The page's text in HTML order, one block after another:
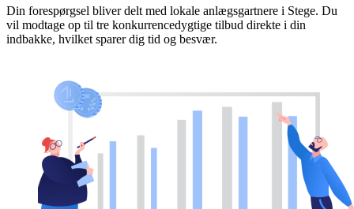
Din forespørgsel bliver delt med lokale anlægsgartnere i Stege. Du
vil modtage op til tre konkurrencedygtige tilbud direkte i din
indbakke, hvilket sparer dig tid og besvær.